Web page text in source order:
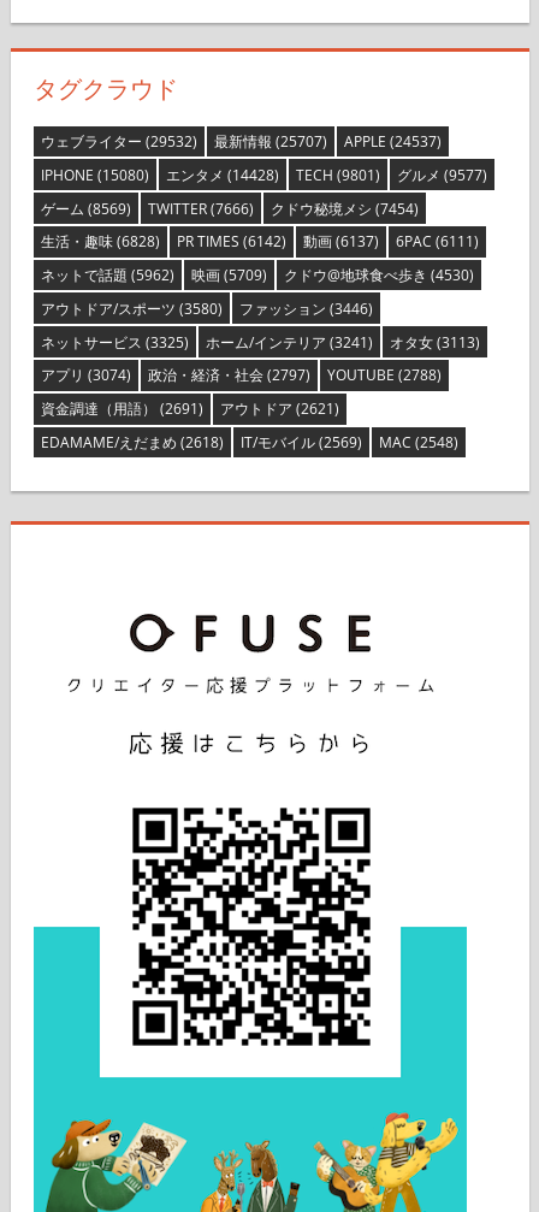
タグクラウド
ウェブライター (29532) 最新情報 (25707) APPLE (24537)
IPHONE (15080) エンタメ (14428) TECH (9801) グルメ (9577)
ゲーム (8569) TWITTER(7666) クドウ秘境メシ (7454)
生活・趣味(6828) PR TIMES (6142) 動画(6137) 6PAC (6111)
ネットで話題 (5962) 映画(5709) クドウ@地球食べ歩き (4530)
アウトドア/スポーツ (3580) ファッション (3446)
ネットサービス (3325) ホーム/インテリア (3241) オタ女(3113)
アプリ (3074) 政治・経済・社会(2797) YOUTUBE (2788)
資金調達（用語） (2691) アウトドア (2621)
EDAMAME/えだまめ (2618) IT/モバイル(2569) MAC (2548)